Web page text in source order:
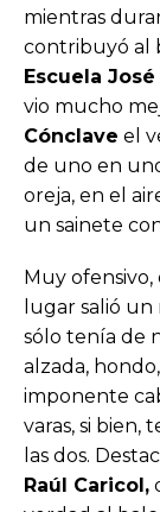
mientras
contribuyó al
Escuela
vio mucho
Cónclave el
de uno en
oreja, en el
un sainete
Muy
lugar salió
sólo tenía de
alzada,
imponente
varas, si
las dos.
Raúl Caricol,